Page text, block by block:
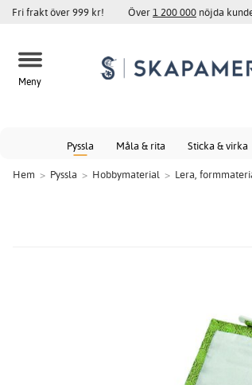
Fri frakt över 999 kr! Över1 200 000 nöjda
Meny
Pyssla Måla & rita Sticka & virka
Hem > Pyssla > Hobbymaterial > Lera,